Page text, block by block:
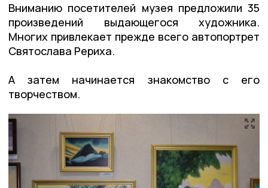
Вниманию посетителей музея предложили 35
произведений выдающегося художника.
Многих привлекает прежде всего автопортрет
Святослава Рериха.
А затем начинается знакомство с его
творчеством.